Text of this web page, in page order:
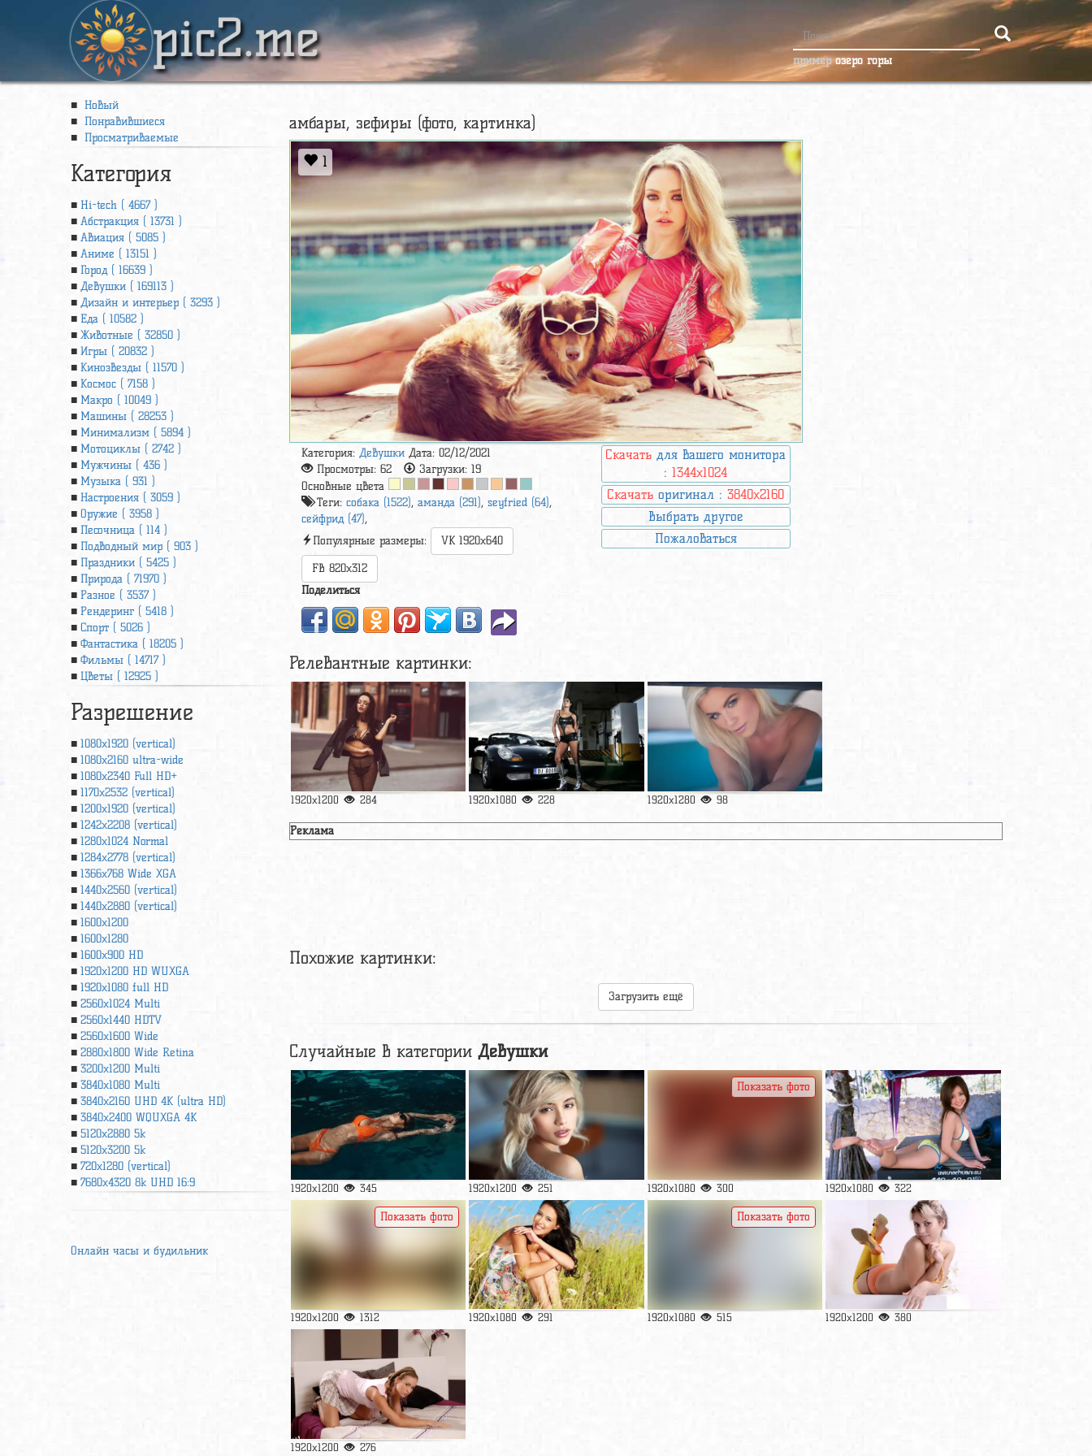
pic2.me примерозеро горы
Новый
Понравившиеся
Просматриваемые
Категория
Hi-tech ( 4667 )
Абстракция ( 13731 )
Авиация ( 5085 )
Аниме ( 13151 )
Город ( 16639 )
Девушки ( 169113 )
Дизайн и интерьер ( 3293 )
Еда ( 10582 )
Животные ( 32850 )
Игры ( 20832 )
Кинозвезды ( 11570 )
Космос ( 7158 )
Макро ( 10049 )
Машины ( 28253 )
Минимализм ( 5894 )
Мотоциклы ( 2742 )
Мужчины ( 436 )
Музыка ( 931 )
Настроения ( 3059 )
Оружие ( 3958 )
Песочница ( 114 )
Подводный мир ( 903 )
Праздники ( 5425 )
Природа ( 71970 )
Разное ( 3537 )
Рендеринг ( 5418 )
Спорт ( 5026 )
Фантастика ( 18205 )
Фильмы ( 14717 )
Цветы ( 12925 )
Разрешение
1080x1920 (vertical)
1080x2160 ultra-wide
1080x2340 Full HD+
1170x2532 (vertical)
1200x1920 (vertical)
1242x2208 (vertical)
1280x1024 Normal
1284x2778 (vertical)
1366х768 Wide XGA
1440x2560 (vertical)
1440x2880 (vertical)
1600x1200
1600x1280
1600x900 HD
1920x1200 HD WUXGA
1920х1080 full HD
2560x1024 Multi
2560x1440 HDTV
2560x1600 Wide
2880x1800 Wide Retina
3200x1200 Multi
3840x1080 Multi
3840x2160 UHD 4К (ultra HD)
3840x2400 WQUXGA 4K
5120x2880 5k
5120x3200 5k
720x1280 (vertical)
7680x4320 8k UHD 16:9
Онлайн часы и будильник
амбары, зефиры (фото, картинка)
1
Категория:Девушки Дата: 02/12/2021
Просмотры:62 Загрузки:19
Основные цвета
Теги:собака (1522),аманда (291),seyfried (64),
сейфрид (47),
Популярные размеры:
VK 1920x640
FB 820x312
Скачать для вашего монитора
:1344x1024
Скачать оригинал :3840x2160
Выбрать другое
Пожаловаться
Поделиться
Релевантные картинки:
1920x1200 284 1920x1080 228 1920x1280 98
Реклама
Похожие картинки:
Загрузить ещё
Случайные в категорииДевушки
1920x1200 345 1920x1200 251 1920x1080 300
Показать фото
1920x1080 322
1920x1200 1312
Показать фото
1920x1080 291 1920x1080 515
Показать фото
1920x1200 380
1920x1200 276